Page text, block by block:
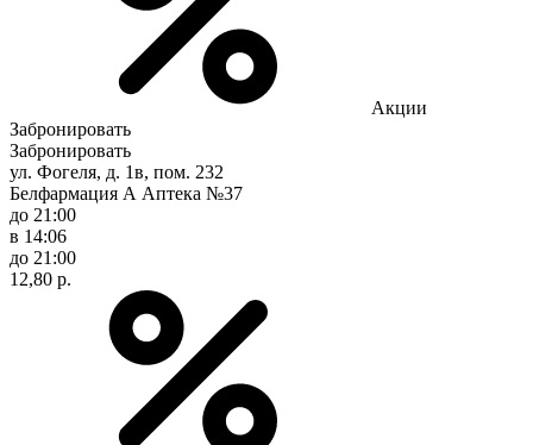
Акции
Забронировать
Забронировать
ул. Фогеля, д. 1в, пом. 232
Белфармация А Аптека №37
до 21:00
в 14:06
до 21:00
12,80 р.